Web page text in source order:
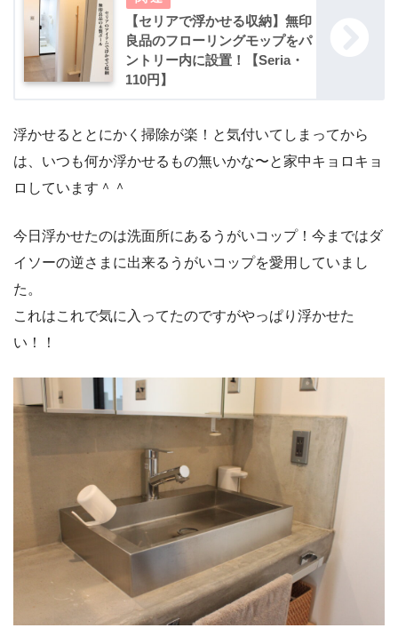
【セリアで浮かせる収納】無印
良品のフローリングモップをパ
ントリー内に設置！【Seria・
110円】
浮かせるととにかく掃除が楽！と気付いてしまってから
は、いつも何か浮かせるもの無いかな〜と家中キョロキョ
ロしています＾＾
今日浮かせたのは洗面所にあるうがいコップ！今まではダ
イソーの逆さまに出来るうがいコップを愛用していまし
た。
これはこれで気に入ってたのですがやっぱり浮かせた
い！！